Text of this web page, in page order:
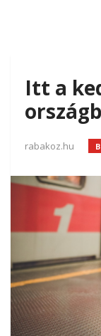
Itt a
rabakoz.hu